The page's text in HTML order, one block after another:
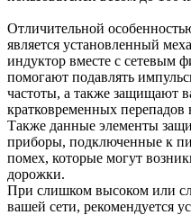
Отличительной
является установленный
индуктор вместе с сетевым
помогают подавлять
частоты, а также защищают
кратковременных
Также данные элементы
приборы, подключенные к
помех, которые могут
дорожки.
При слишком высоком или
вашей сети, рекомендуется